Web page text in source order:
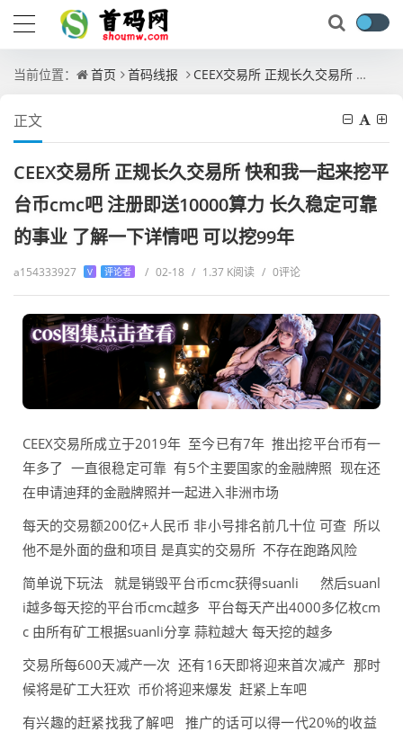
当前位置： 首页 首码线报 CEEX交易所 正规长久交易所 快和我一起来挖平台币cmc吧 注册即送10000算力 长久稳定可靠的事业 了解一下详情吧 可以挖99年
正文
CEEX交易所 正规长久交易所 快和我一起来挖平
台币cmc吧 注册即送10000算力 长久稳定可靠
的事业 了解一下详情吧 可以挖99年
a154333927 V 评论者 / 02-18 / 1.37 K阅读 / 0评论
CEEX交易所成立于2019年 至今已有7年 推出挖平台币有一
年多了 一直很稳定可靠 有5个主要国家的金融牌照 现在还
在申请迪拜的金融牌照并一起进入非洲市场
每天的交易额200亿+人民币 非小号排名前几十位 可查 所以
他不是外面的盘和项目 是真实的交易所 不存在跑路风险
简单说下玩法 就是销毁平台币cmc获得suanli 然后suanl
i越多每天挖的平台币cmc越多 平台每天产出4000多亿枚cm
c 由所有矿工根据suanli分享 蒜粒越大 每天挖的越多
交易所每600天减产一次 还有16天即将迎来首次减产 那时
候将是矿工大狂欢 币价将迎来爆发 赶紧上车吧
有兴趣的赶紧找我了解吧 推广的话可以得一代20%的收益